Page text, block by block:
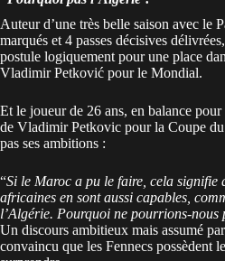
Auteur d’une très belle saison avec le
marqués et 4 passes décisives
postule logiquement pour une place
Vladimir Petković pour le Mondial.
Et le joueur de 26 ans, en balance pour
de Vladimir Petkovic pour la Coupe
pas ses ambitions :
“Si le Maroc a pu le faire, cela signifie
africaines en sont aussi capables,
l’Algérie. Pourquoi ne pourrions-nous
Un discours ambitieux mais assumé
convaincu que les Fennecs possèdent